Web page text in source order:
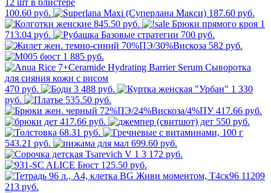
100.60 руб.
187.60 руб.
845.50 руб.
1
713.04 руб.
700 руб.
582 руб.
1 885 руб.
470 руб. 3 488 руб.
1 330
руб.
535.50 руб.
417.66 руб.
417.66 руб.
550 руб.
68.31 руб.
543.21 руб.
699.60 руб.
3 172 руб.
125.50 руб.
213 руб.